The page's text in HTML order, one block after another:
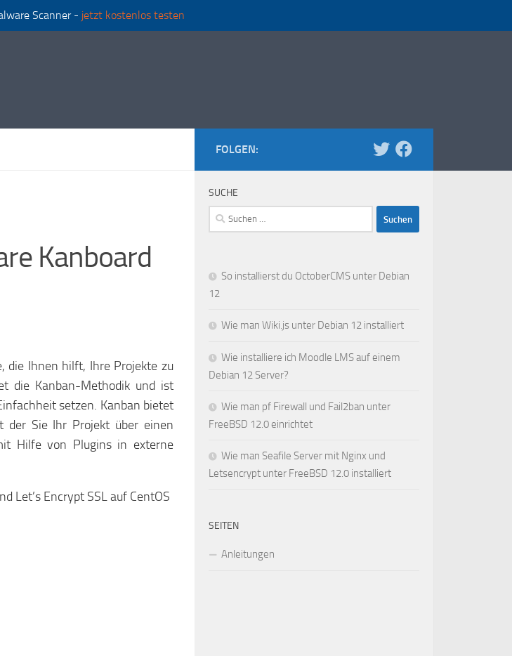
Scanner - jetzt kostenlos testen
Kanboard
die Ihnen hilft, Ihre Projekte zu
die Kanban-Methodik und ist
setzen. Kanban bietet
der Sie Ihr Projekt über einen
Hilfe von Plugins in externe
Let’s Encrypt SSL auf CentOS
FOLGEN:
SUCHE
Suchen
nach:
So installierst du OctoberCMS unter Debian
12
Wie man Wiki.js unter Debian 12 installiert
Wie installiere ich Moodle LMS auf einem
Debian 12 Server?
Wie man pf Firewall und Fail2ban unter
FreeBSD 12.0 einrichtet
Wie man Seafile Server mit Nginx und
Letsencrypt unter FreeBSD 12.0 installiert
SEITEN
Anleitungen